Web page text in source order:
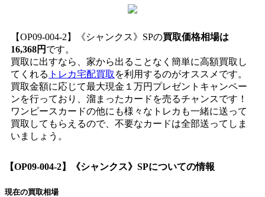
【OP09-004-2】《シャンクス》SPの買取価格相場は
16,368円 です。
買取に出すなら、家から出ることなく簡単に高額買取し
てくれる トレカ宅配買取 を利用するのがオススメです。
買取金額に応じて最大現金１万円プレゼントキャンペー
ンを行っており、溜まったカードを売るチャンスです！
ワンピースカードの他にも様々なトレカも一緒に送って
買取してもらえるので、不要なカードは全部送ってしま
いましょう。
【OP09-004-2】《シャンクス》SPについての情報
現在の買取相場